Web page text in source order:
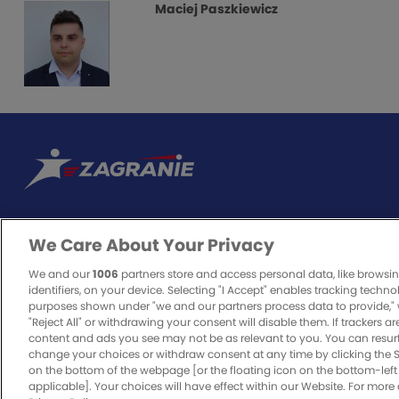
Maciej Paszkiewicz
ODPOWIEDZIALNA GRA
Zakłady bukmacherskie to legalna rozrywka. O to, czy będzie
odpowiedzialnie i z pełną świadomością zagrożenia, jakie może nieść
Dowiedz się więcej o odpowiedzialnej grze.
We Care About Your Privacy
We and our 1006 partners store and access personal data, like
identifiers, on your device. Selecting "I Accept" enables tracking
purposes shown under "we and our partners process data to provide,"
"Reject All" or withdrawing your consent will disable them. If trackers
content and ads you see may not be as relevant to you. You can
change your choices or withdraw consent at any time by clicking the
on the bottom of the webpage [or the floating icon on the bottom-left
applicable]. Your choices will have effect within our Website. For more